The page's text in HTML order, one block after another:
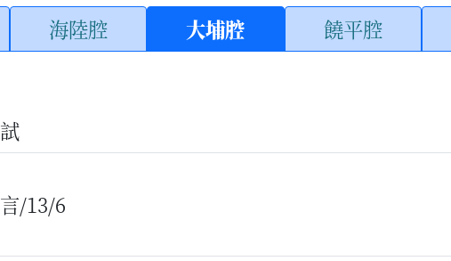
海陸腔 大埔腔 饒平腔
試
言/13/6